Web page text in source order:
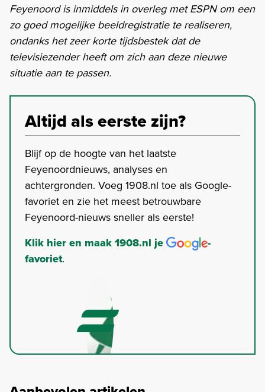
Feyenoord is inmiddels in overleg met ESPN om een
zo goed mogelijke beeldregistratie te realiseren,
ondanks het zeer korte tijdsbestek dat de
televisiezender heeft om zich aan deze nieuwe
situatie aan te passen.
Altijd als eerste zijn?
Blijf op de hoogte van het laatste
Feyenoordnieuws, analyses en
achtergronden. Voeg 1908.nl toe als Google-
favoriet en zie het meest betrouwbare
Feyenoord-nieuws sneller als eerste!
Klik hier en maak 1908.nl je
-
favoriet.